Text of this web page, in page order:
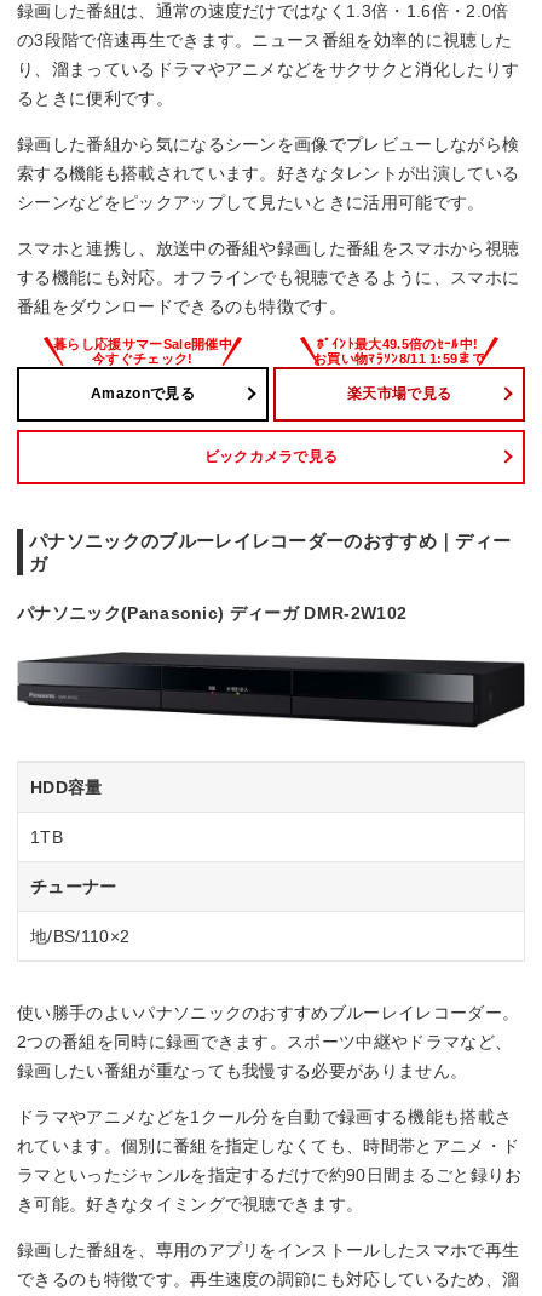
録画した番組は、通常の速度だけではなく1.3倍・1.6倍・2.0倍
の3段階で倍速再生できます。ニュース番組を効率的に視聴した
り、溜まっているドラマやアニメなどをサクサクと消化したりす
るときに便利です。
録画した番組から気になるシーンを画像でプレビューしながら検
索する機能も搭載されています。好きなタレントが出演している
シーンなどをピックアップして見たいときに活用可能です。
スマホと連携し、放送中の番組や録画した番組をスマホから視聴
する機能にも対応。オフラインでも視聴できるように、スマホに
番組をダウンロードできるのも特徴です。
Amazonで見る 楽天市場で見る
ビックカメラで見る
パナソニックのブルーレイレコーダーのおすすめ｜ディー
ガ
パナソニック(Panasonic) ディーガ DMR-2W102
HDD容量
1TB
チューナー
地/BS/110×2
使い勝手のよいパナソニックのおすすめブルーレイレコーダー。
2つの番組を同時に録画できます。スポーツ中継やドラマなど、
録画したい番組が重なっても我慢する必要がありません。
ドラマやアニメなどを1クール分を自動で録画する機能も搭載さ
れています。個別に番組を指定しなくても、時間帯とアニメ・ド
ラマといったジャンルを指定するだけで約90日間まるごと録りお
き可能。好きなタイミングで視聴できます。
録画した番組を、専用のアプリをインストールしたスマホで再生
できるのも特徴です。再生速度の調節にも対応しているため、溜